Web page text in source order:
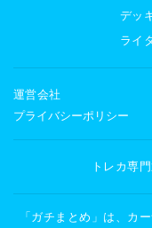
デッ
ライ
運営会社
プライバシーポリシー
トレカ専
「ガチまとめ」は、カ